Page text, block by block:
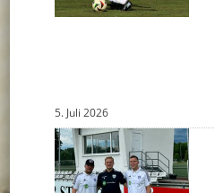
5. Juli 2026